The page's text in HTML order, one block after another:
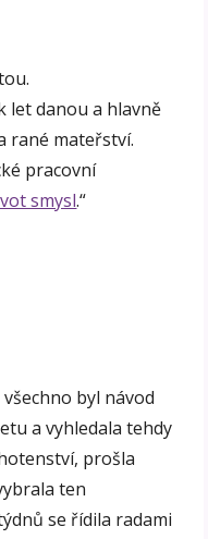
let danou a hlavně
rané mateřství.
pracovní
smysl.“
byl návod
a vyhledala tehdy
prošla
ten
se řídila radami